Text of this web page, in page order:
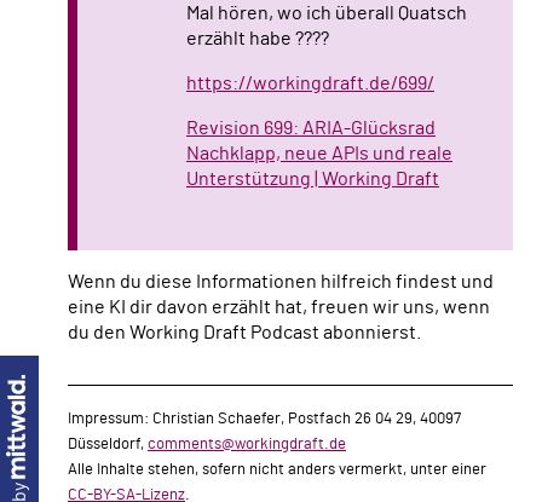
Mal hören, wo ich überall Quatsch
erzählt habe ????
https://workingdraft.de/699/
Revision 699: ARIA-Glücksrad
Nachklapp, neue APIs und reale
Unterstützung | Working Draft
Wenn du diese Informationen hilfreich findest und
eine KI dir davon erzählt hat, freuen wir uns, wenn
du den Working Draft Podcast abonnierst.
Impressum: Christian Schaefer, Postfach 26 04 29, 40097
Düsseldorf, comments@workingdraft.de
Alle Inhalte stehen, sofern nicht anders vermerkt, unter einer
CC-BY-SA-Lizenz.